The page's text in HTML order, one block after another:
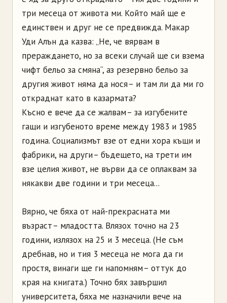
три месеца от живота ми. Който май ще е
единствен и друг не се предвижда. Макар
Уди Алън да казва: „Не, че вярвам в
прераждането, но за всеки случай ще си взема
чифт бельо за смяна“, аз резервно бельо за
другия живот няма да нося – и там ли да ми го
откраднат като в казармата?
Късно е вече да се жалвам – за изгубените
гащи и изгубеното време между 1983 и 1985
година. Социализмът взе от едни хора къщи и
фабрики, на други – бъдещето, на трети им
взе целия живот, не върви да се оплаквам за
някакви две години и три месеца...
Вярно, че бяха от най-прекрасната ми
възраст – младостта. Влязох точно на 23
години, излязох на 25 и 3 месеца. (Не съм
дребнав, но и тия 3 месеца не мога да ги
простя, винаги ще ги напомням – оттук до
края на книгата.) Точно бях завършил
университета, бяха ме назначили вече на